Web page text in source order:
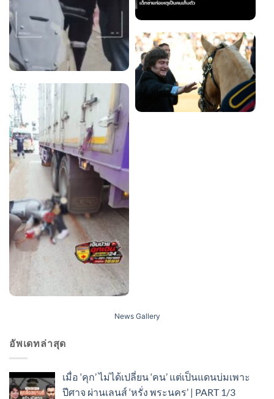
News Gallery
อัพเดทล่าสุด
เมื่อ ‘คุก’ ไม่ได้เปลี่ยน ‘คน’ แต่เป็นแดนบ่มเพาะ
ปีศาจ ผ่านเลนส์ ‘หรั่ง พระนคร’ | PART 1/3